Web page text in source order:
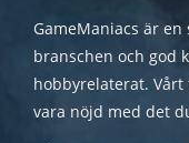
GameManiacs är
branschen och god
hobbyrelaterat.
vara nöjd med det